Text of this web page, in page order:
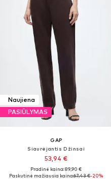
Naujiena
PASIŪLYMAS
GAP
Siaurėjantis Džinsai
53,94 €
Pradinė kaina: 89,90 €
Paskutinė mažiausia kaina:67,43 €-20%